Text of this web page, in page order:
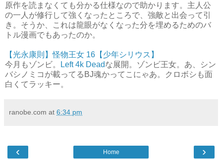
原作を読まなくても分かる仕様なので助かります。主人公
の一人が修行して強くなったところで、強敵と出会って引
き。そうか、これは龍眼がなくなった分を埋めるためのバ
トル漫画でもあったのか。
【光永康則】怪物王女 16【少年シリウス】
今月もゾンビ。
Left 4k Deadな展開。ゾンビ王女。あ、シン
バシノミコが載ってるBJ魂かってこにゃあ。クロボシも面
白くてラッキー。
ranobe.com at 6:34 pm
‹ ›
Home